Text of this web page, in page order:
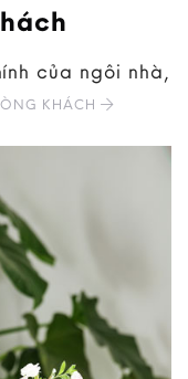
của ngôi nhà,
KHÁCH